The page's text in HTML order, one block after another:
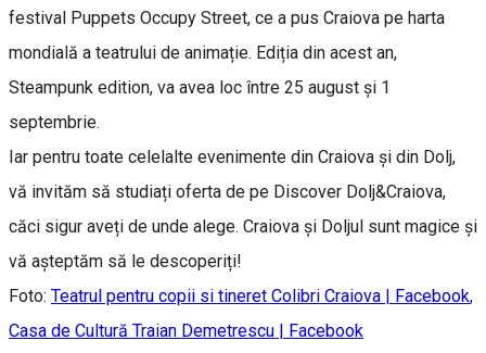
festival Puppets Occupy Street, ce a pus Craiova pe harta
mondială a teatrului de animație. Ediția din acest an,
Steampunk edition, va avea loc între 25 august și 1
septembrie.
Iar pentru toate celelalte evenimente din Craiova și din Dolj,
vă invităm să studiați oferta de pe Discover Dolj&Craiova,
căci sigur aveți de unde alege. Craiova și Doljul sunt magice și
vă așteptăm să le descoperiți!
Foto: Teatrul pentru copii si tineret Colibri Craiova | Facebook,
Casa de Cultură Traian Demetrescu | Facebook